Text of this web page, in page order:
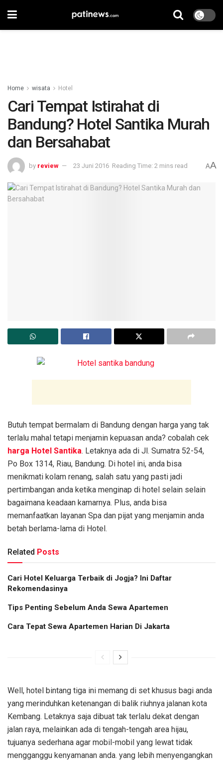
Home wisata Hotel
Cari Tempat Istirahat di
Bandung? Hotel Santika Murah
dan Bersahabat
by review 23 Juni 2016 Reading Time: 2 mins read AA
Butuh tempat bermalam di Bandung dengan harga yang tak
terlalu mahal tetapi menjamin kepuasan anda? cobalah cek
harga Hotel Santika. Letaknya ada di Jl. Sumatra 52-54,
Po Box 1314, Riau, Bandung. Di hotel ini, anda bisa
menikmati kolam renang, salah satu yang pasti jadi
pertimbangan anda ketika menginap di hotel selain selain
bagaimana keadaan kamarnya. Plus, anda bisa
memanfaatkan layanan Spa dan pijat yang menjamin anda
betah berlama-lama di Hotel.
Related Posts
Cari Hotel Keluarga Terbaik di Jogja? Ini Daftar
Rekomendasinya
Tips Penting Sebelum Anda Sewa Apartemen
Cara Tepat Sewa Apartemen Harian Di Jakarta
Well, hotel bintang tiga ini memang di set khusus bagi anda
yang merinduhkan ketenangan di balik riuhnya jalanan kota
Kembang. Letaknya saja dibuat tak terlalu dekat dengan
jalan raya, melainkan ada di tengah-tengah area hijau,
tujuanya sederhana agar mobil-mobil yang lewat tidak
mengganggu kenyamanan anda. yang lebih menyengangkan